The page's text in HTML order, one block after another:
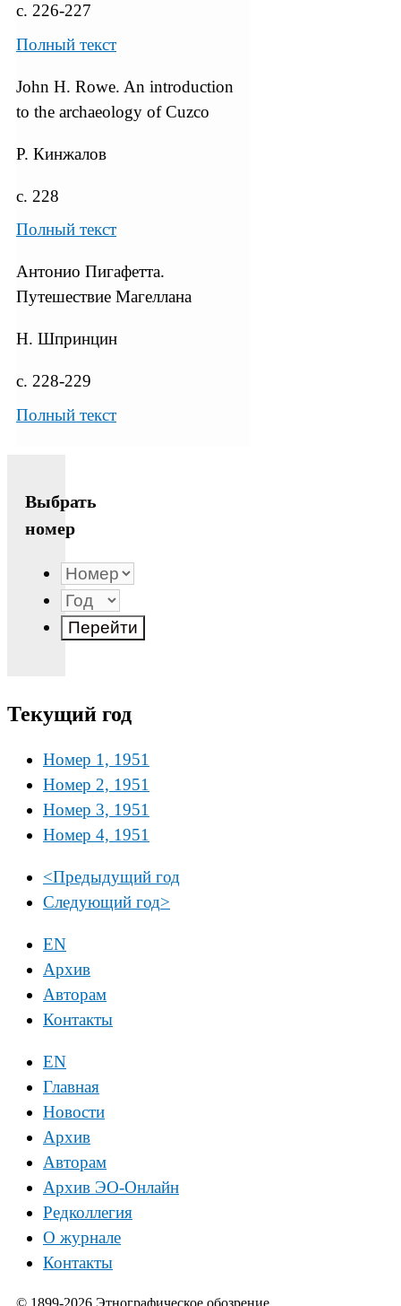
с. 226-227
Полный текст
John H. Rowe. An introduction
to the archaeology of Cuzco
Р. Кинжалов
с. 228
Полный текст
Антонио Пигафетта.
Путешествие Магеллана
Н. Шпринцин
с. 228-229
Полный текст
Выбрать
номер
Текущий год
Номер 1, 1951
Номер 2, 1951
Номер 3, 1951
Номер 4, 1951
<Предыдущий год
Следующий год>
EN
Архив
Авторам
Контакты
EN
Главная
Новости
Архив
Авторам
Архив ЭО-Онлайн
Редколлегия
О журнале
Контакты
© 1899-2026 Этнографическое обозрение